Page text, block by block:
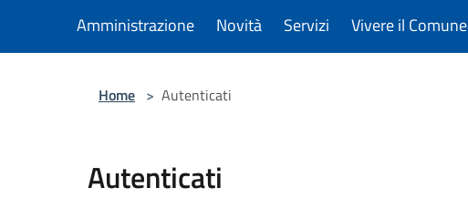
Amministrazione Novità Servizi Vivere il Comune
Home > Autenticati
Autenticati